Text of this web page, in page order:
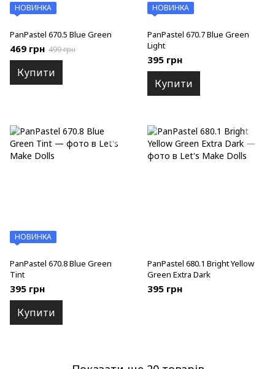
НОВИНКА
PanPastel 670.5 Blue Green
469 грн 499 грн
Купити
НОВИНКА
PanPastel 670.7 Blue Green
Light
395 грн
Купити
НОВИНКА
PanPastel 670.8 Blue Green
Tint
395 грн
Купити
PanPastel 680.1 Bright Yellow
Green Extra Dark
395 грн